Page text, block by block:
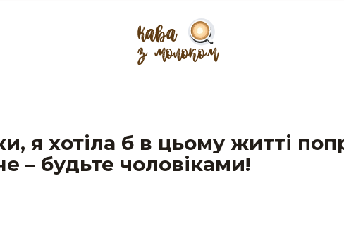
я хотіла б в цьому житті
– будьте чоловіками!